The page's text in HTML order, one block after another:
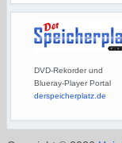
DVD-Rekorder und
Blueray-Player Portal
derspeicherplatz.de